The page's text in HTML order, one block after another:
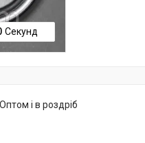
Секунд
Оптом і в роздріб